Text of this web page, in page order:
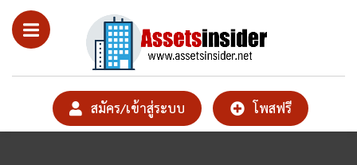
สมัคร/เข้าสู่ระบบ โพสฟรี